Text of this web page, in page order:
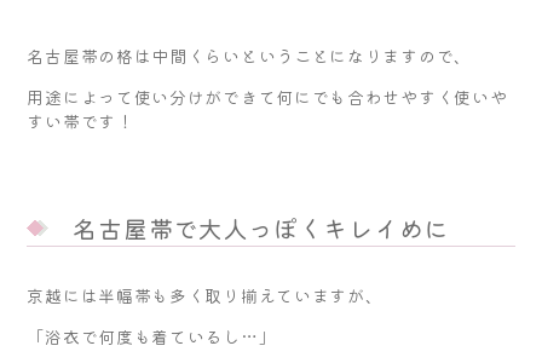
名古屋帯の格は中間くらいということになりますので、
用途によって使い分けができて何にでも合わせやすく使いや
すい帯です！
名古屋帯で大人っぽくキレイめに
京越には半幅帯も多く取り揃えていますが、
「浴衣で何度も着ているし…」